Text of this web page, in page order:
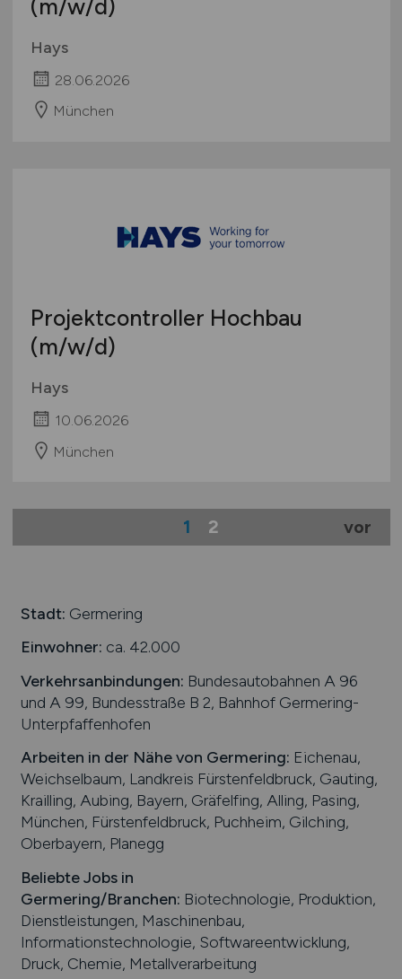
(m/w/d)
Hays
28.06.2026
München
Projektcontroller Hochbau
(m/w/d)
Hays
10.06.2026
München
1 2 vor
Stadt: Germering
Einwohner: ca. 42.000
Verkehrsanbindungen: Bundesautobahnen A 96
und A 99, Bundesstraße B 2, Bahnhof Germering-
Unterpfaffenhofen
Arbeiten in der Nähe von Germering: Eichenau,
Weichselbaum, Landkreis Fürstenfeldbruck, Gauting,
Krailling, Aubing, Bayern, Gräfelfing, Alling, Pasing,
München, Fürstenfeldbruck, Puchheim, Gilching,
Oberbayern, Planegg
Beliebte Jobs in
Germering/Branchen: Biotechnologie, Produktion,
Dienstleistungen, Maschinenbau,
Informationstechnologie, Softwareentwicklung,
Druck, Chemie, Metallverarbeitung